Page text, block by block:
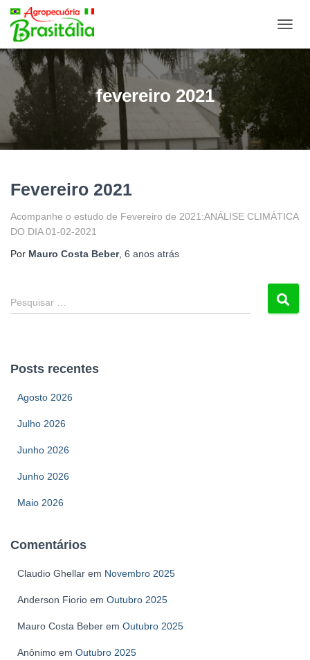
fevereiro 2021
Fevereiro 2021
Acompanhe o estudo de Fevereiro de 2021:ANÁLISE CLIMÁTICA
DO DIA 01-02-2021
Por Mauro Costa Beber, 6 anos atrás
P
e
i
Pesquisar …
Posts recentes
Agosto 2026
Julho 2026
Junho 2026
Junho 2026
Maio 2026
Comentários
Claudio Ghellar em Novembro 2025
Anderson Fiorio em Outubro 2025
Mauro Costa Beber em Outubro 2025
Anônimo em Outubro 2025